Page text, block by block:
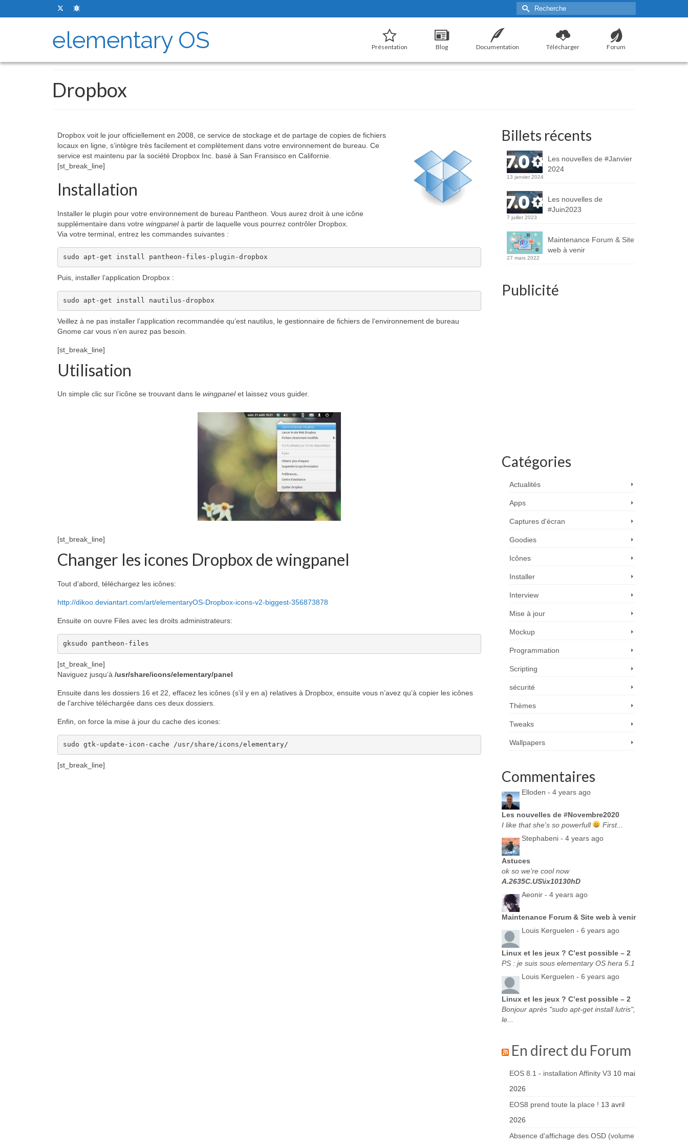
Rechercher :
elementary OS Présentation Blog Documentation Télécharger Forum
Dropbox
Dropbox voit le jour officiellement en 2008, ce service de stockage et de partage de copies de fichiers
locaux en ligne, s’intègre très facilement et complètement dans votre environnement de bureau. Ce
service est maintenu par la société Dropbox Inc. basé à San Fransisco en Californie.
[st_break_line]
Installation
Installer le plugin pour votre environnement de bureau Pantheon. Vous aurez droit à une icône
supplémentaire dans votre wingpanelà partir de laquelle vous pourrez contrôler Dropbox.
Via votre terminal, entrez les commandes suivantes :
sudo apt-get install pantheon-files-plugin-dropbox
Puis, installer l’application Dropbox :
sudo apt-get install nautilus-dropbox
Veillez à ne pas installer l’application recommandée qu’est nautilus, le gestionnaire de fichiers de l’environnement de bureau
Gnome car vous n’en aurez pas besoin.
[st_break_line]
Utilisation
Un simple clic sur l’icône se trouvant dans le wingpanelet laissez vous guider.
[st_break_line]
Changer les icones Dropbox de wingpanel
Tout d’abord, téléchargez les icônes:
http://dikoo.deviantart.com/art/elementaryOS-Dropbox-icons-v2-biggest-356873878
Ensuite on ouvre Files avec les droits administrateurs:
gksudo pantheon-files
[st_break_line]
Naviguez jusqu’à /usr/share/icons/elementary/panel
Ensuite dans les dossiers 16 et 22, effacez les icônes (s’il y en a) relatives à Dropbox, ensuite vous n’avez qu’à copier les icônes
de l’archive téléchargée dans ces deux dossiers.
Enfin, on force la mise à jour du cache des icones:
sudo gtk-update-icon-cache /usr/share/icons/elementary/
[st_break_line]
Billets récents
Les nouvelles de #Janvier
2024
13 janvier 2024
Les nouvelles de
#Juin2023
7 juillet 2023
Maintenance Forum & Site
web à venir
27 mars 2022
Publicité
Catégories
Actualités
Apps
Captures d'écran
Goodies
Icônes
Installer
Interview
Mise à jour
Mockup
Programmation
Scripting
sécurité
Thèmes
Tweaks
Wallpapers
Commentaires
Elloden - 4 years ago
Les nouvelles de #Novembre2020
I like that she's so powerfull
First...
Stephabeni - 4 years ago
Astuces
ok so we're cool now
A.2635C.US\ix10130hD
Aeonir - 4 years ago
Maintenance Forum & Site web à venir
Louis Kerguelen - 6 years ago
Linux et les jeux ? C’est possible – 2
PS : je suis sous elementary OS hera 5.1
Louis Kerguelen - 6 years ago
Linux et les jeux ? C’est possible – 2
Bonjour après "sudo apt-get install lutris",
le...
En direct du Forum
EOS 8.1 - installation Affinity V3 10 mai
2026
EOS8 prend toute la place ! 13 avril
2026
Absence d'affichage des OSD (volume